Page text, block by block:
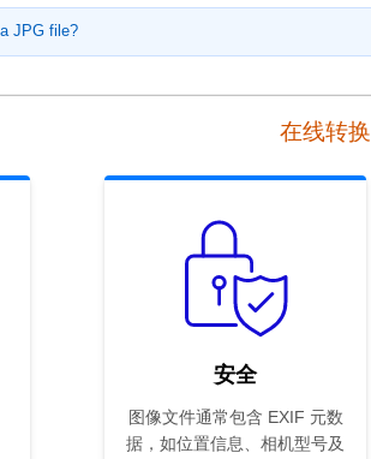
JPG file?
在线转
安全
图像文件通常包含 EXIF 元数
据，如位置信息、相机型号及